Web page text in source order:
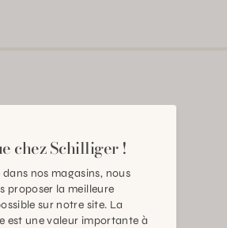
C1018429
2000000474495
AN.P41656.0000.0000.0000
chez Schilliger !
nos magasins, nous
proposer la meilleure
sur notre site. La
est une valeur importante à